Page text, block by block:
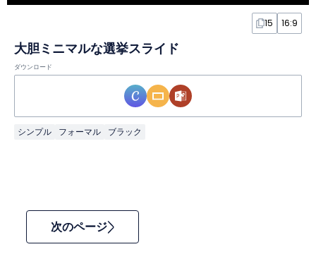
15 16:9
大胆ミニマルな選挙スライド
ダウンロード
シンプル フォーマル ブラック
次のページ